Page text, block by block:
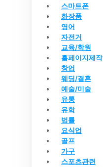
스마트폰
화장품
영어
자전거
교육/학원
홈페이지제작
창업
웨딩/결혼
예술/미술
유통
유학
법률
요식업
골프
가구
스포츠관련